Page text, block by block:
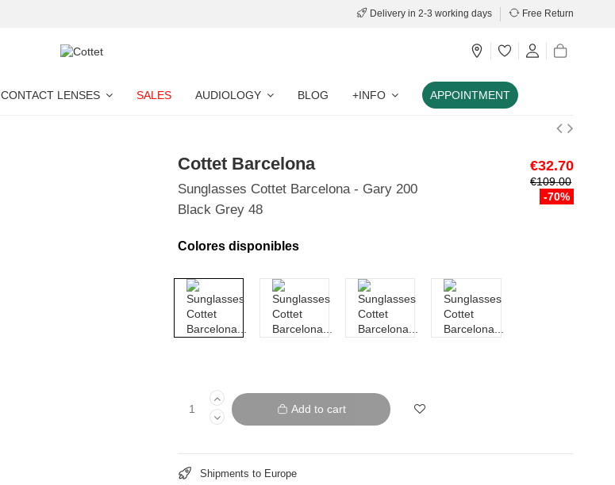
Delivery in 2-3 working days Free Return
CONTACT LENSES SALES AUDIOLOGY BLOG +INFO APPOINTMENT
Cottet Barcelona
Sunglasses Cottet Barcelona - Gary 200
Black Grey 48
€32.70
€109.00
-70%
Colores disponibles
Add to cart
Shipments to Europe